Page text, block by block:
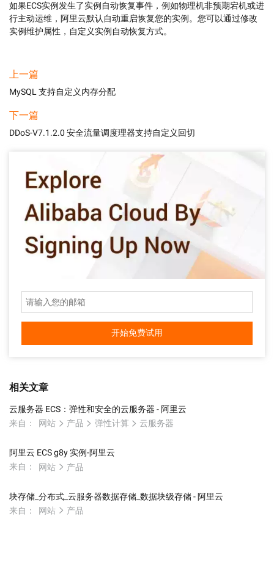
如果ECS实例发生了实例自动恢复事件，例如物理机非预期宕机或进
行主动运维，阿里云默认自动重启恢复您的实例。您可以通过修改
实例维护属性，自定义实例自动恢复方式。
上一篇
MySQL 支持自定义内存分配
下一篇
DDoS-V7.1.2.0 安全流量调度理器支持自定义回切
开始免费试用
相关文章
云服务器 ECS：弹性和安全的云服务器 - 阿里云
来自：
网站 产品 弹性计算 云服务器
阿里云 ECS g8y 实例-阿里云
来自：
网站 产品
块存储_分布式_云服务器数据存储_数据块级存储 - 阿里云
来自：
网站 产品